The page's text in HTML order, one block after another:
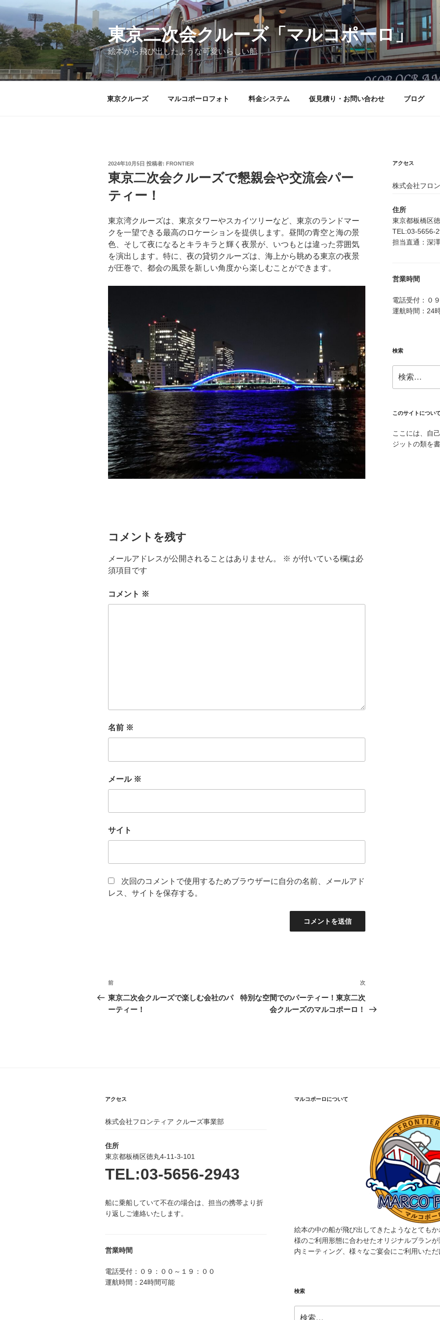
コ
テ
ン
ツ
へ
ス
東京二次会クルーズ「マルコポーロ」
絵本から飛び出したような可愛いらしい船
東京クルーズ マルコポーロフォト 料金システム 仮見積り・お問い合わせ ブログ
投
日:
2024年10月5日 投稿者: FRONTIER
東京二次会クルーズで懇親会や交流会パー
ティー！
東京湾クルーズは、東京タワーやスカイツリーなど、東京のランドマー
クを一望できる最高のロケーションを提供します。昼間の青空と海の景
色、そして夜になるとキラキラと輝く夜景が、いつもとは違った雰囲気
を演出します。特に、夜の貸切クルーズは、海上から眺める東京の夜景
が圧巻で、都会の風景を新しい角度から楽しむことができます。
コメントを残す
メールアドレスが公開されることはありません。 ※ が付いている欄は必
須項目です
コメント ※
名前 ※
メール ※
サイト
次回のコメントで使用するためブラウザーに自分の名前、メールアド
レス、サイトを保存する。
投
稿
ナ
ョ
ン
前
の
投
前
東京二次会クルーズで楽しむ会社のパ
ーティー！
次
投
次
特別な空間でのパーティー！東京二次
会クルーズのマルコポーロ！
アクセス
株式会社フロ
住所
東京都板橋区
TEL:03-5656-
担当直通：深
営業時間
電話受付：０
運航時間：24
検索
索:
このサイトについて
ここには、自
ジットの類を
アクセス
株式会社フロンティア クルーズ事業部
住所
東京都板橋区徳丸4-11-3-101
TEL:03-5656-2943
船に乗船していて不在の場合は、担当の携帯より折
り返しご連絡いたします。
営業時間
電話受付：０９：００～１９：００
運航時間：24時間可能
マルコポーロについて
絵本の中の船が飛び出してきたようなとても
様のご利用形態に合わせたオリジナルプラン
内ミーティング、様々なご宴会にご利用いただ
検索